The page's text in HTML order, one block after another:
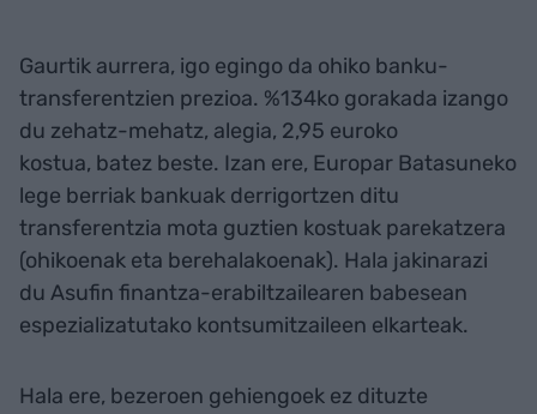
Gaurtik aurrera, igo egingo da ohiko banku-
transferentzien prezioa. %134ko gorakada izango
du zehatz-mehatz, alegia, 2,95 euroko
kostua, batez beste. Izan ere, Europar Batasuneko
lege berriak bankuak derrigortzen ditu
transferentzia mota guztien kostuak parekatzera
(ohikoenak eta berehalakoenak). Hala jakinarazi
du Asufin finantza-erabiltzailearen babesean
espezializatutako kontsumitzaileen elkarteak.
Hala ere, bezeroen gehiengoek ez dituzte